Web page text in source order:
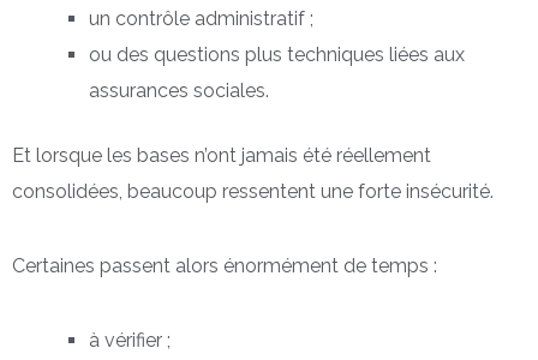
un contrôle administratif ;
ou des questions plus techniques liées aux
assurances sociales.
Et lorsque les bases n’ont jamais été réellement
consolidées, beaucoup ressentent une forte insécurité.
Certaines passent alors énormément de temps :
à vérifier ;